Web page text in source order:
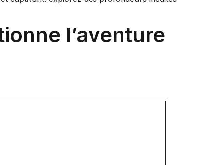
l’aventure